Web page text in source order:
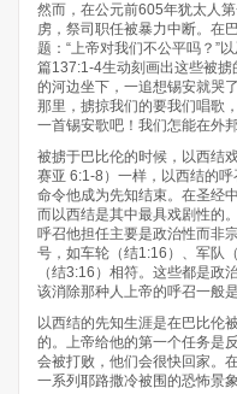
然而，在公元前605年犹太人
虏，祭司职任被暴力中断。在
题：“上帝对我们不公平吗？”
篇137:1-4生动刻画出这些被掳
的河边坐下，一追想锡安就哭
那里，掳掠我们的要我们唱歌
一首锡安歌吧！我们怎能在外
被掳于巴比伦的时候，以西结
赛亚 6:1-8）一样，以西结的
命令他成为先知结束。在圣经
而以西结是其中最具戏剧性的
呼召他担任主要是政治性而非
号，如车轮（结1:16）、军队
（结3:16）相符。这些都是政
该消除那种人上帝的呼召一般
以西结的先知生涯是在巴比伦
的。上帝给他的第一个任务是
会被打败，他们会很快回家。
一系列耶路撒冷被围的恐怖景